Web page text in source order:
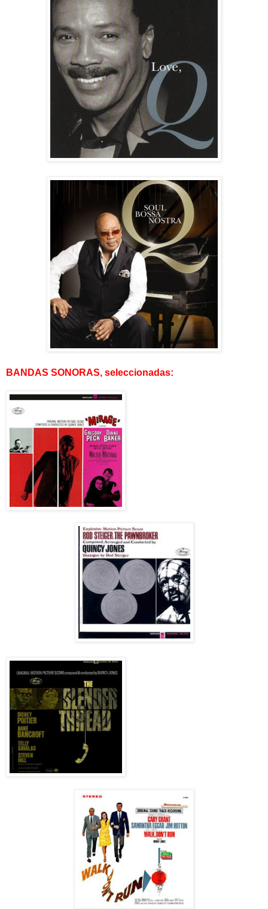
BANDAS SONORAS, seleccionadas: